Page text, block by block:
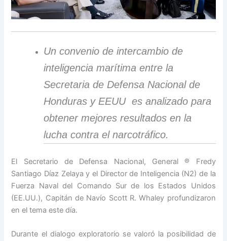
Un convenio de intercambio de
inteligencia marítima entre la
Secretaria de Defensa Nacional de
Honduras y EEUU es analizado para
obtener mejores resultados en la
lucha contra el narcotráfico.
El Secretario de Defensa Nacional, General ® Fredy
Santiago Díaz Zelaya y el Director de Inteligencia (N2) de la
Fuerza Naval del Comando Sur de los Estados Unidos
(EE.UU.), Capitán de Navío Scott R. Whaley profundizaron
en el tema este día.
Durante el dialogo exploratorio se valoró la posibilidad de